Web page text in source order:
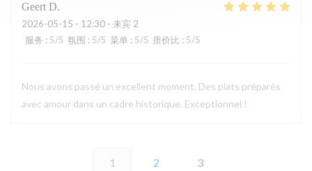
Geert D
2026-05-15 - 12:30 - 来宾 2
服务 : 5/5 氛围 : 5/5 菜单 : 5/5 质价比 : 5/5
Nous avons passé un excellent moment. Des plats préparés
avec amour dans un cadre historique. Exceptionnel !
1 2 3